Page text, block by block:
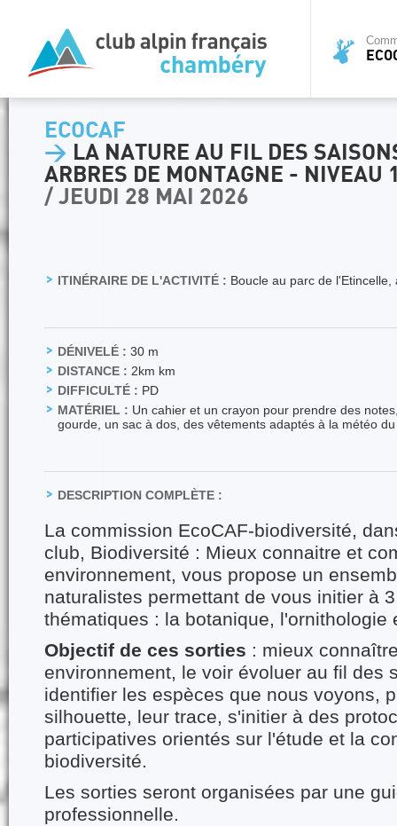
ECOCAF
> LA NATURE AU FIL DES
ARBRES DE MONTAGNE - NIVEAU
/ JEUDI 28 MAI 2026
ITINÉRAIRE DE L'ACTIVITÉ : Boucle au parc de
DÉNIVELÉ : 30 m
DISTANCE : 2km km
DIFFICULTÉ : PD
MATÉRIEL : Un cahier et un crayon pour prendre des
gourde, un sac à dos, des vêtements adaptés à la météo
DESCRIPTION COMPLÈTE :
La commission EcoCAF-biodiversité,
club, Biodiversité : Mieux connaitre et
environnement, vous propose un
naturalistes permettant de vous initier à
thématiques : la botanique, l'ornithologie
Objectif de ces sorties : mieux
environnement, le voir évoluer au fil des
identifier les espèces que nous voyons,
silhouette, leur trace, s'initier à des
participatives orientés sur l'étude et la
biodiversité.
Les sorties seront organisées par une
professionnelle.